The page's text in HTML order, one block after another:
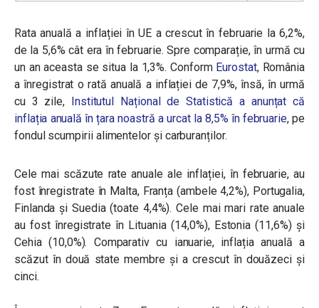
Rata anuală a inflației în UE a crescut în februarie la 6,2%,
de la 5,6% cât era în februarie. Spre comparație, în urmă cu
un an aceasta se situa la 1,3%. Conform Eurostat, România
a înregistrat o rată anuală a inflației de 7,9%, însă, în urmă
cu 3 zile, Institutul Național de Statistică a anunțat că
inflația anuală în țara noastră a urcat la 8,5% în februarie, pe
fondul scumpirii alimentelor și carburanților.
Cele mai scăzute rate anuale ale inflației, în februarie, au
fost înregistrate în Malta, Franța (ambele 4,2%), Portugalia,
Finlanda și Suedia (toate 4,4%). Cele mai mari rate anuale
au fost înregistrate în Lituania (14,0%), Estonia (11,6%) și
Cehia (10,0%). Comparativ cu ianuarie, inflația anuală a
scăzut în două state membre și a crescut în douăzeci și
cinci.